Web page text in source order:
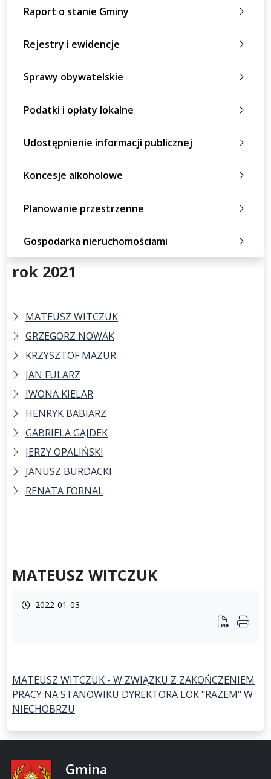
Raport o stanie Gminy
Rejestry i ewidencje
Sprawy obywatelskie
Podatki i opłaty lokalne
Udostępnienie informacji publicznej
Koncesje alkoholowe
Planowanie przestrzenne
Gospodarka nieruchomościami
rok 2021
MATEUSZ WITCZUK
GRZEGORZ NOWAK
KRZYSZTOF MAZUR
JAN FULARZ
IWONA KIELAR
HENRYK BABIARZ
GABRIELA GAJDEK
JERZY OPALIŃSKI
JANUSZ BURDACKI
RENATA FORNAL
MATEUSZ WITCZUK
2022-01-03
MATEUSZ WITCZUK - W ZWIĄZKU Z ZAKOŃCZENIEM
PRACY NA STANOWIKU DYREKTORA LOK "RAZEM" W
NIECHOBRZU
Gmina